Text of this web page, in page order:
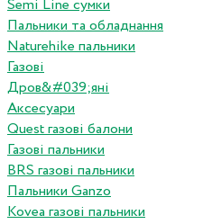
Semi Line сумки
Пальники та обладнання
Naturehike пальники
Газові
Дров&#039;яні
Аксесуари
Quest газові балони
Газові пальники
BRS газові пальники
Пальники Ganzo
Kovea газові пальники